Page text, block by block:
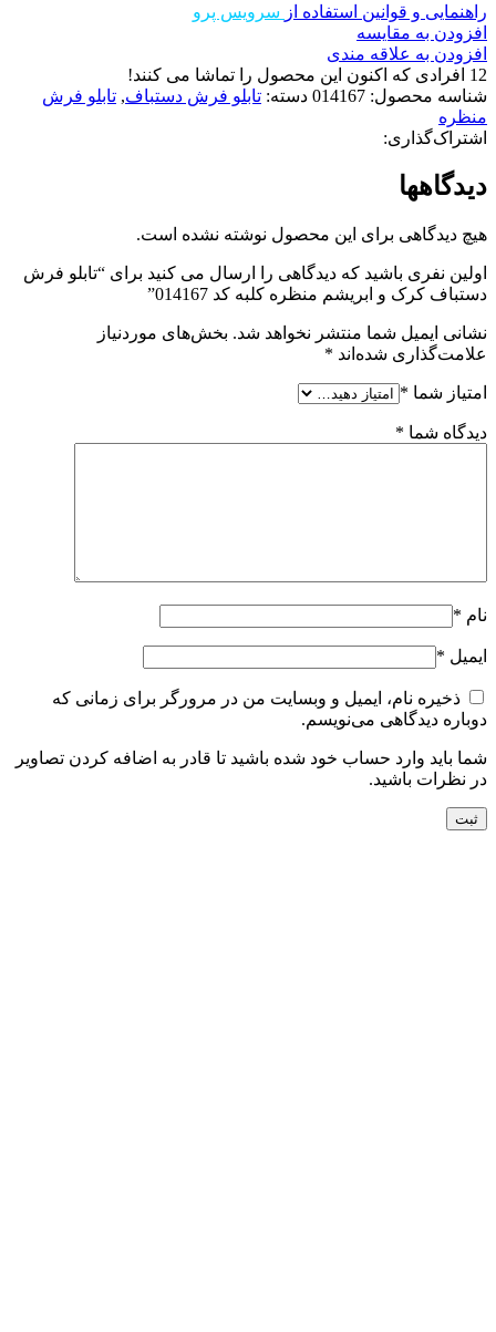
راهنمایی و قوانین استفاده از سرویس پرو
افزودن به مقایسه
افزودن به علاقه مندی
12 افرادی که اکنون این محصول را تماشا می کنند!
شناسه محصول: 014167 دسته: تابلو فرش دستباف, تابلو فرش
منظره
اشتراک‌گذاری:
دیدگاهها
هیچ دیدگاهی برای این محصول نوشته نشده است.
اولین نفری باشید که دیدگاهی را ارسال می کنید برای “تابلو فرش
دستباف کرک و ابریشم منظره کلبه کد 014167”
نشانی ایمیل شما منتشر نخواهد شد. بخش‌های موردنیاز
علامت‌گذاری شده‌اند *
امتیاز شما *
دیدگاه شما *
نام *
ایمیل *
ذخیره نام، ایمیل و وبسایت من در مرورگر برای زمانی که
دوباره دیدگاهی می‌نویسم.
شما باید وارد حساب خود شده باشید تا قادر به اضافه کردن تصاویر
در نظرات باشید.